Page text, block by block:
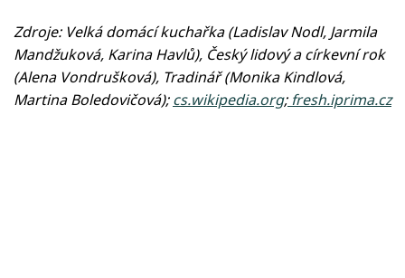
Zdroje: Velká domácí kuchařka (Ladislav Nodl, Jarmila
Mandžuková, Karina Havlů), Český lidový a církevní rok
(Alena Vondrušková), Tradinář (Monika Kindlová,
Martina Boledovičová);cs.wikipedia.org;fresh.iprima.cz